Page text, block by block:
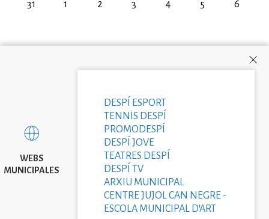
31
1 2 3 4 5 6
WEBS
MUNICIPALES
DESPÍ ESPORT
TENNIS DESPÍ
PROMODESPÍ
DESPÍ JOVE
TEATRES DESPÍ
DESPÍ TV
ARXIU MUNICIPAL
CENTRE JUJOL CAN NEGRE -
ESCOLA MUNICIPAL D'ART